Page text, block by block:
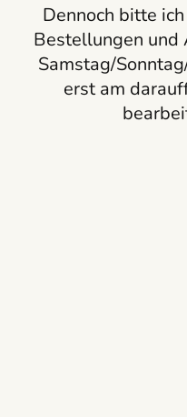
Dennoch bitte
Bestellungen und
Samstag/
erst am